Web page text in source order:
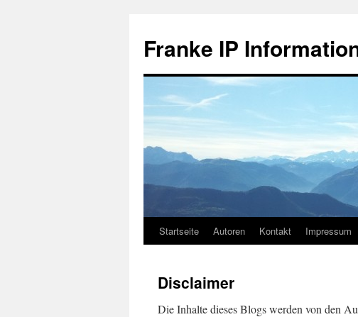
springen
Franke IP
Startseite Autoren Kontakt Impressum
Disclaimer
Die Inhalte dieses Blogs werden von den